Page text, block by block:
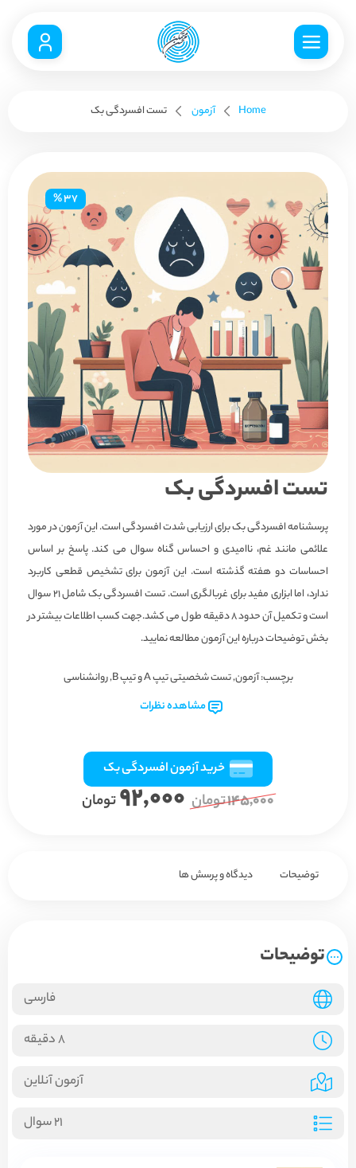
Home آزمون تست افسردگی بک
37 %
تست افسردگی بک
پرسشنامه افسردگی بکبرای ارزیابی شدت افسردگی است. این آزمون در مورد
علائمی مانند غم، ناامیدی و احساس گناه سوال می کند. پاسخ بر اساس
احساسات دو هفته گذشته است. این آزمون برای تشخیص قطعی کاربرد
ندارد، اما ابزاری مفید برای غربالگری است. تست افسردگی بک شامل 21 سوال
است و تکمیل آن حدود 8 دقیقه طول می کشد.جهت کسب اطلاعات بیشتر در
بخش توضیحات درباره این آزمون مطالعه نمایید.
برچسب:آزمون,تست شخصیتی تیپ A و تیپ B ,روانشناسی
مشاهده نظرات
خرید آزمون افسردگی بک
145,000تومان 92,000تومان
توضیحات دیدگاه و پرسش ها
توضیحات
فارسی
8 دقیقه
آزمون آنلاین
21 سوال